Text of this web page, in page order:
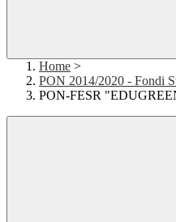
Home >
PON 2014/2020 - Fondi
PON-FESR